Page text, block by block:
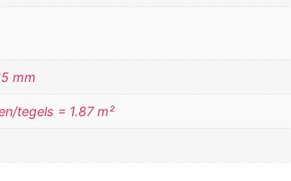
mm
tegels = 1.87 m²